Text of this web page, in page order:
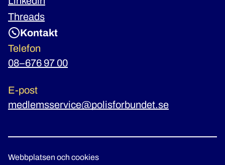
Threads
Kontakt
Telefon
08–676 97 00
E-post
medlemsservice@polisforbundet.se
Webbplatsen och cookies